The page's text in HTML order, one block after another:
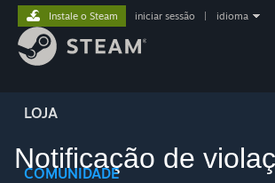
LOJA
COMUNIDADE
Instale o Steam iniciar sessão idioma
Notificação de